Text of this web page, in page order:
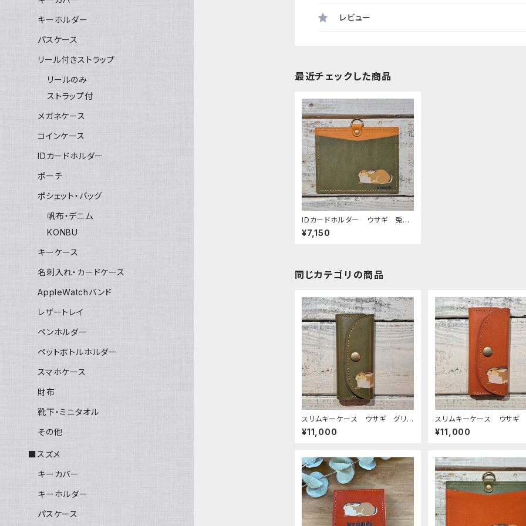
レビュー
最近チェックした商品
IDカードホルダー ウサギ 兎
うさぎ グリーン （ストラップな
し）
¥7,150
同じカテゴリの商品
スリムキーケース ウサギ グリ
ーン うさぎ 兎 栃木レザー
¥11,000
スリムキーケース ウサギ
ブラウン うさぎ 兎
¥11,000
キーホルダー
パスケース
リール付きストラップ
リールのみ
ストラップ付
メガネケース
コインケース
IDカードホルダー
ポーチ
ポシェット・バッグ
帆布・デニム
KONBU
キーケース
名刺入れ・カードケース
AppleWatchバンド
レザートレイ
ペンホルダー
ペットボトルホルダー
スマホケース
財布
靴下・ミニタオル
その他
■スズメ
キーカバー
キーホルダー
パスケース